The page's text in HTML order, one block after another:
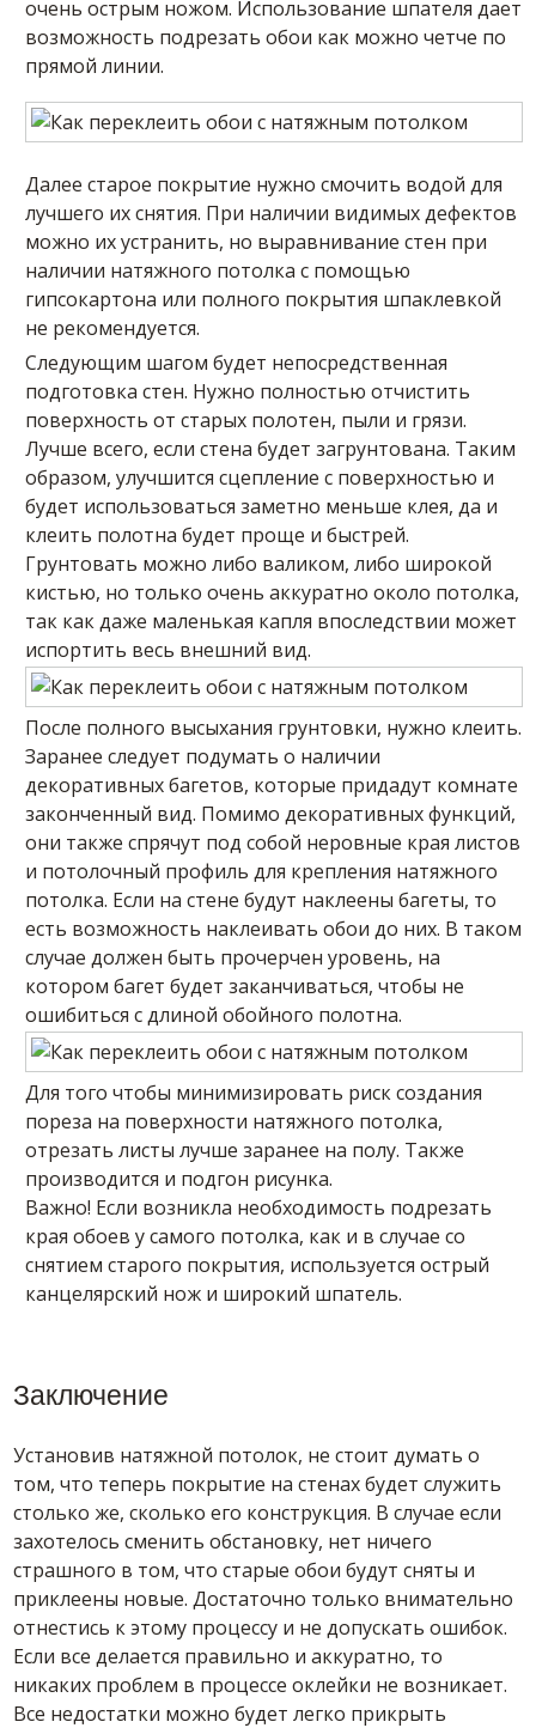
очень острым ножом. Использование шпателя дает
возможность подрезать обои как можно четче по
прямой линии.
Далее старое покрытие нужно смочить водой для
лучшего их снятия. При наличии видимых дефектов
можно их устранить, но выравнивание стен при
наличии натяжного потолка с помощью
гипсокартона или полного покрытия шпаклевкой
не рекомендуется.
Следующим шагом будет непосредственная
подготовка стен. Нужно полностью отчистить
поверхность от старых полотен, пыли и грязи.
Лучше всего, если стена будет загрунтована. Таким
образом, улучшится сцепление с поверхностью и
будет использоваться заметно меньше клея, да и
клеить полотна будет проще и быстрей.
Грунтовать можно либо валиком, либо широкой
кистью, но только очень аккуратно около потолка,
так как даже маленькая капля впоследствии может
испортить весь внешний вид.
После полного высыхания грунтовки, нужно клеить.
Заранее следует подумать о наличии
декоративных багетов, которые придадут комнате
законченный вид. Помимо декоративных функций,
они также спрячут под собой неровные края листов
и потолочный профиль для крепления натяжного
потолка. Если на стене будут наклеены багеты, то
есть возможность наклеивать обои до них. В таком
случае должен быть прочерчен уровень, на
котором багет будет заканчиваться, чтобы не
ошибиться с длиной обойного полотна.
Для того чтобы минимизировать риск создания
пореза на поверхности натяжного потолка,
отрезать листы лучше заранее на полу. Также
производится и подгон рисунка.
Важно! Если возникла необходимость подрезать
края обоев у самого потолка, как и в случае со
снятием старого покрытия, используется острый
канцелярский нож и широкий шпатель.
Заключение
Установив натяжной потолок, не стоит думать о
том, что теперь покрытие на стенах будет служить
столько же, сколько его конструкция. В случае если
захотелось сменить обстановку, нет ничего
страшного в том, что старые обои будут сняты и
приклеены новые. Достаточно только внимательно
отнестись к этому процессу и не допускать ошибок.
Если все делается правильно и аккуратно, то
никаких проблем в процессе оклейки не возникает.
Все недостатки можно будет легко прикрыть